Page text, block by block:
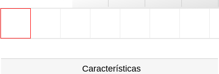
Características